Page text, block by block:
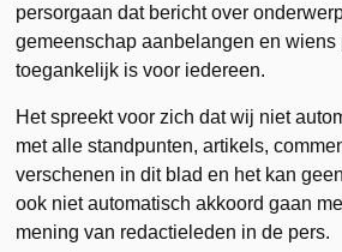
persorgaan dat bericht over
gemeenschap aanbelangen en
toegankelijk is voor iedereen.
Het spreekt voor zich dat wij niet
met alle standpunten, artikels,
verschenen in dit blad en het kan
ook niet automatisch akkoord gaan
mening van redactieleden in de pers.